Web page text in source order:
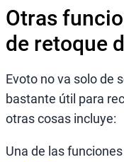
Otras
de retoque
Evoto no va solo de
bastante útil para
otras cosas incluye:
Una de las